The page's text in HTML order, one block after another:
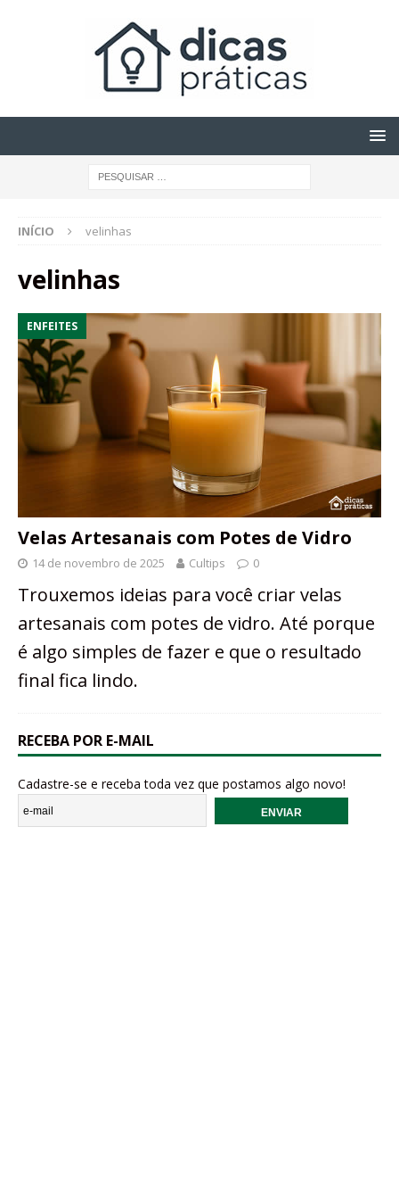
INÍCIO velinhas
velinhas
ENFEITES
Velas Artesanais com Potes de Vidro
14 de novembro de 2025 Cultips 0
Trouxemos ideias para você criar velas
artesanais com potes de vidro. Até porque
é algo simples de fazer e que o resultado
final fica lindo.
RECEBA POR E-MAIL
Cadastre-se e receba toda vez que postamos algo novo!